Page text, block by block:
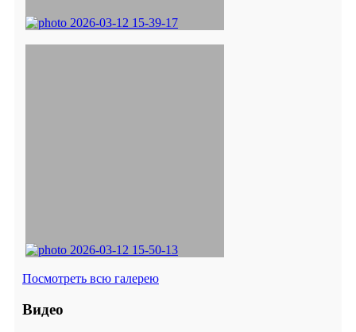
Посмотреть всю галерею
Видео